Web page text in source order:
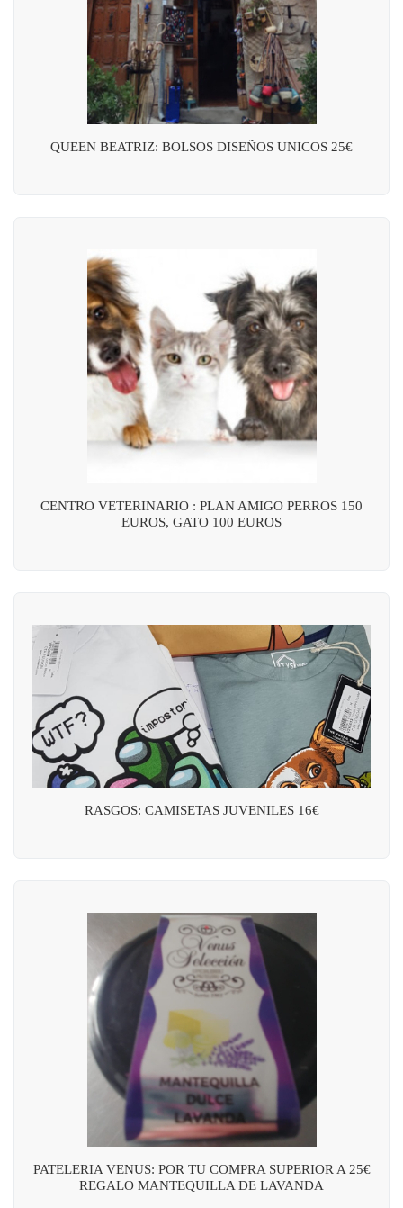
QUEEN BEATRIZ: BOLSOS DISEÑOS UNICOS 25€
CENTRO VETERINARIO : PLAN AMIGO PERROS 150
EUROS, GATO 100 EUROS
RASGOS: CAMISETAS JUVENILES 16€
PATELERIA VENUS: POR TU COMPRA SUPERIOR A 25€
REGALO MANTEQUILLA DE LAVANDA